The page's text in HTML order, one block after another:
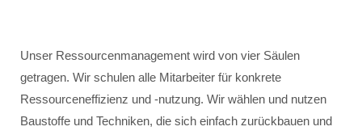
Unser Ressourcenmanagement wird von vier Säulen
getragen. Wir schulen alle Mitarbeiter für konkrete
Ressourceneffizienz und -nutzung. Wir wählen und nutzen
Baustoffe und Techniken, die sich einfach zurückbauen und